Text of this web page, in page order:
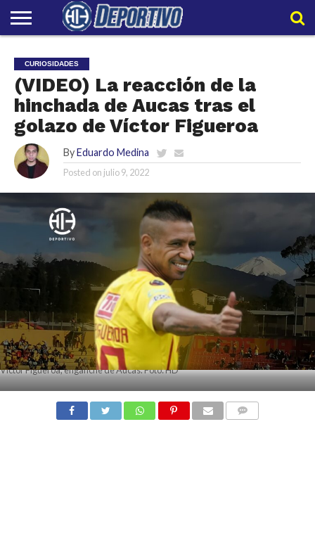
NACIONAL
INTERNACIONAL
EMBAJADORES
POLIDEPORTIVO
POLÍTICAS
DE
PRIVACIDAD
CONTACTO
HIT
EQUIPO
HIT
CURIOSIDADES
(VIDEO) La reacción de la
hinchada de Aucas tras el
golazo de Víctor Figueroa
By Eduardo Medina
Posted on julio 9, 2022
Víctor Figueroa, enganche de Aucas. Foto: HD